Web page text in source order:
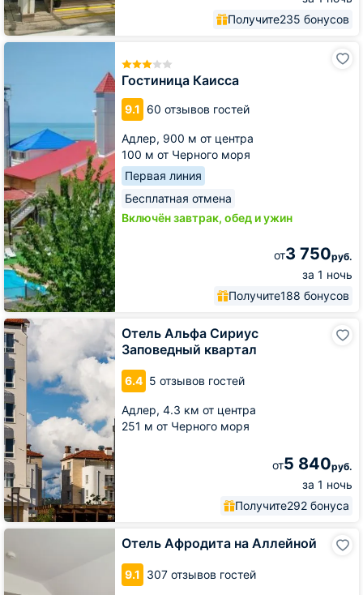
Получите235 бонусов
Гостиница Каисса
9.1 60 отзывов гостей
Адлер, 900 м от центра
100 м от Черного моря
Первая линия
Бесплатная отмена
Включён завтрак, обед и ужин
от3 750руб.
за 1 ночь
Получите188 бонусов
Гостиница
Отель Альфа Сириус
Заповедный квартал
6.4 5 отзывов гостей
Адлер, 4.3 км от центра
251 м от Черного моря
от5 840руб.
за 1 ночь
Получите292 бонуса
Отель
Альфа
Сириус
Заповедный
квартал
Отель Афродита на Аллейной
9.1 307 отзывов гостей
Отель
Афродита
Аллейной